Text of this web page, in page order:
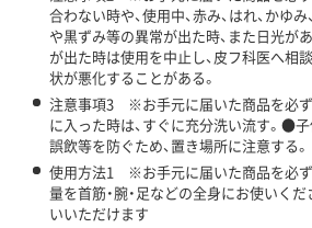
合わない時や、使用中、赤み、はれ、かゆみ
や黒ずみ等の異常が出た時、また日光が
が出た時は使用を中止し、皮フ科医へ相
状が悪化することがある。
注意事項3 ※お手元に届いた商品を必ず
に入った時は、すぐに充分洗い流す。●
誤飲等を防ぐため、置き場所に注意する。
使用方法1 ※お手元に届いた商品を必
量を首筋・腕・足などの全身にお使いく
いいただけます